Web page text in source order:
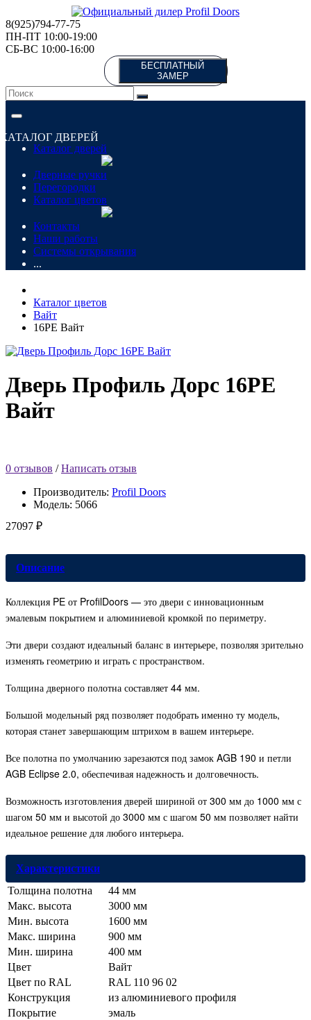
8(925)794-77-75
ПН-ПТ 10:00-19:00
СБ-ВС 10:00-16:00
БЕСПЛАТНЫЙ
ЗАМЕР
КАТАЛОГ ДВЕРЕЙ
Каталог дверей
Дверные ручки
Перегородки
Каталог цветов
Контакты
Наши работы
Системы открывания
...
Каталог цветов
Вайт
16PE Вайт
Дверь Профиль Дорс 16PE
Вайт
0 отзывов /Написать отзыв
Производитель: Profil Doors
Модель: 5066
27097 ₽
Описание
Коллекция PE от ProfilDoors — это двери с инновационным
эмалевым покрытием и алюминиевой кромкой по периметру.
Эти двери создают идеальный баланс в интерьере, позволяя зрительно
изменять геометрию и играть с пространством.
Толщина дверного полотна составляет 44 мм.
Большой модельный ряд позволяет подобрать именно ту модель,
которая станет завершающим штрихом в вашем интерьере.
Все полотна по умолчанию зарезаются под замок AGB 190 и петли
AGB Eclipse 2.0, обеспечивая надежность и долговечность.
Возможность изготовления дверей шириной от 300 мм до 1000 мм с
шагом 50 мм и высотой до 3000 мм с шагом 50 мм позволяет найти
идеальное решение для любого интерьера.
Характеристики
Толщина полотна
44 мм
Макс. высота
3000 мм
Мин. высота
1600 мм
Макс. ширина
900 мм
Мин. ширина
400 мм
Цвет
Вайт
Цвет по RAL
RAL 110 96 02
Конструкция
из алюминиевого профиля
Покрытие
эмаль